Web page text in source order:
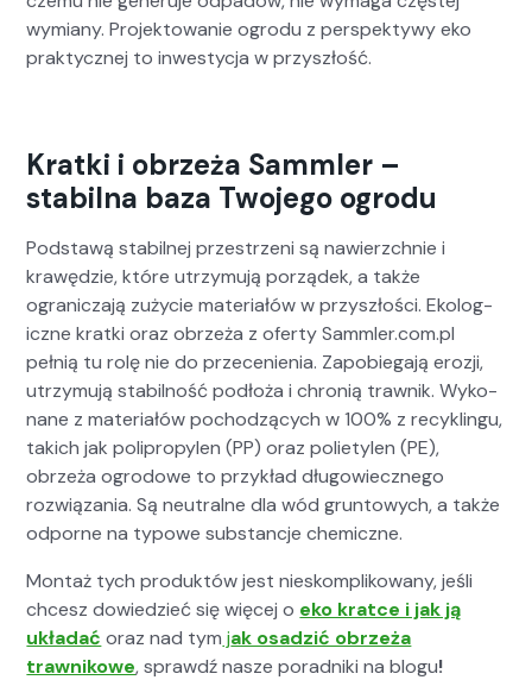
wymi­any. Pro­jek­towanie ogro­du z per­spek­ty­wy eko
prak­ty­cznej to inwest­y­c­ja w przyszłość.
Kratki i obrzeża Sammler –
stabilna baza Twojego ogrodu
Pod­stawą sta­bil­nej przestrzeni są naw­ierzch­nie i
krawędzie, które utrzy­mu­ją porządek, a także
ogranicza­ją zuży­cie mate­ri­ałów w przyszłoś­ci. Eko­log­
iczne krat­ki oraz obrzeża z ofer­ty Sammler.com.pl
pełnią tu rolę nie do przece­nienia. Zapo­b­ie­ga­ją erozji,
utrzy­mu­ją sta­bil­ność podłoża i chronią trawnik. Wyko­
nane z mate­ri­ałów pochodzą­cych w 100% z recyk­lin­gu,
takich jak polipropy­len (PP) oraz poli­etylen (PE),
obrzeża ogrodowe to przykład dłu­gowiecznego
rozwiąza­nia. Są neu­tralne dla wód grun­towych, a także
odporne na typowe sub­stanc­je chemiczne.
Mon­taż tych pro­duk­tów jest nieskom­p­likowany, jeśli
chcesz dowiedzieć się więcej o eko kratce i jak ją
układać oraz nad tym jak osadz­ić obrzeża
trawnikowe, sprawdź nasze porad­ni­ki na blogu!